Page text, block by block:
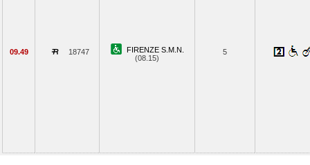
09.49 18747
FIRENZE S.M.N.
(08.15)
5